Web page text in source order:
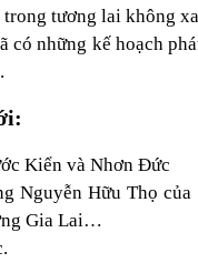
trong tương lai không
có những kế hoạch
Kiển và Nhơn Đức
Nguyễn Hữu Thọ của
Gia Lai…